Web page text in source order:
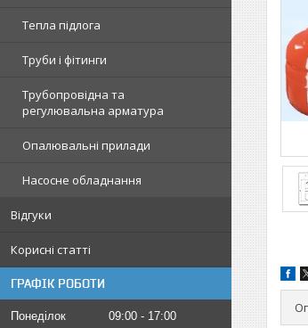
Тепла підлога
Труби і фітинги
Трубопровідна та
регулювальна арматура
Опалювальні прилади
Насосне обладнання
Відгуки
Корисні статті
ГРАФІК РОБОТИ
Понеділок 09:00
17:00